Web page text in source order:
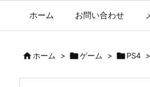
ホーム お問い合わせ
ホーム > ゲーム > PS4 >